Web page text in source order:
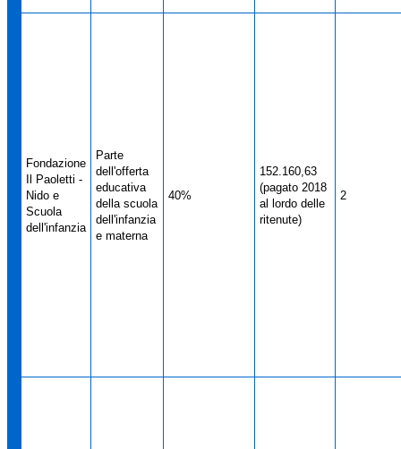
Fondazione
Il Paoletti -
Nido e
Scuola
dell'infanzia
Parte
dell'offerta
educativa
della scuola
dell'infanzia
e materna
40%
152.160,63
(pagato 2018
al lordo delle
ritenute)
2